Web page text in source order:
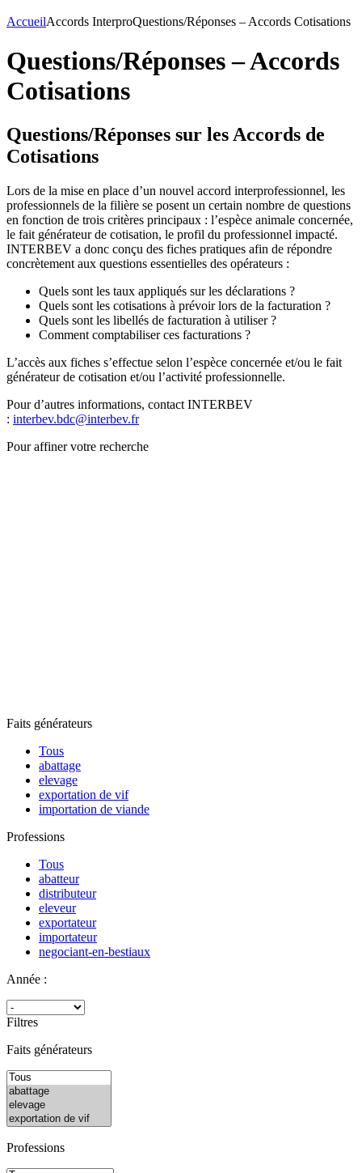
AccueilAccords InterproQuestions/Réponses – Accords Cotisations
Questions/Réponses – Accords
Cotisations
Questions/Réponses sur les Accords de
Cotisations
Lors de la mise en place d’un nouvel accord interprofessionnel, les
professionnels de la filière se posent un certain nombre de questions
en fonction de trois critères principaux : l’espèce animale concernée,
le fait générateur de cotisation, le profil du professionnel impacté.
INTERBEV a donc conçu des fiches pratiques afin de répondre
concrètement aux questions essentielles des opérateurs :
Quels sont les taux appliqués sur les déclarations ?
Quels sont les cotisations à prévoir lors de la facturation ?
Quels sont les libellés de facturation à utiliser ?
Comment comptabiliser ces facturations ?
L’accès aux fiches s’effectue selon l’espèce concernée et/ou le fait
générateur de cotisation et/ou l’activité professionnelle.
Pour d’autres informations, contact INTERBEV
: interbev.bdc@interbev.fr
Pour affiner votre recherche
Faits générateurs
Tous
abattage
elevage
exportation de vif
importation de viande
Professions
Tous
abatteur
distributeur
eleveur
exportateur
importateur
negociant-en-bestiaux
Année :
Filtres
Faits générateurs
Professions